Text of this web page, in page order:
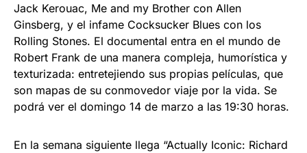
Jack Kerouac, Me and my Brother con Allen
Ginsberg, y el infame Cocksucker Blues con los
Rolling Stones. El documental entra en el mundo de
Robert Frank de una manera compleja, humorística y
texturizada: entretejiendo sus propias películas, que
son mapas de su conmovedor viaje por la vida. Se
podrá ver el domingo 14 de marzo a las 19:30 horas.
En la semana siguiente llega “Actually Iconic: Richard